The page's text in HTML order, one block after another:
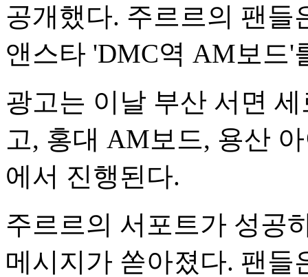
공개했다. 주르르의 팬들
앤스타 'DMC역 AM보드'
광고는 이날 부산 서면
고, 홍대 AM보드, 용산
에서 진행된다.
주르르의 서포트가 성공
메시지가 쏟아졌다. 팬들